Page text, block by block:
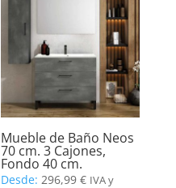
Mueble de Baño Neos
70 cm. 3 Cajones,
Fondo 40 cm.
Desde:296,99€ IVA y